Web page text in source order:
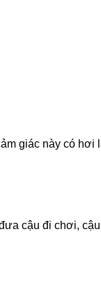
giác này có hơi
cậu đi chơi,